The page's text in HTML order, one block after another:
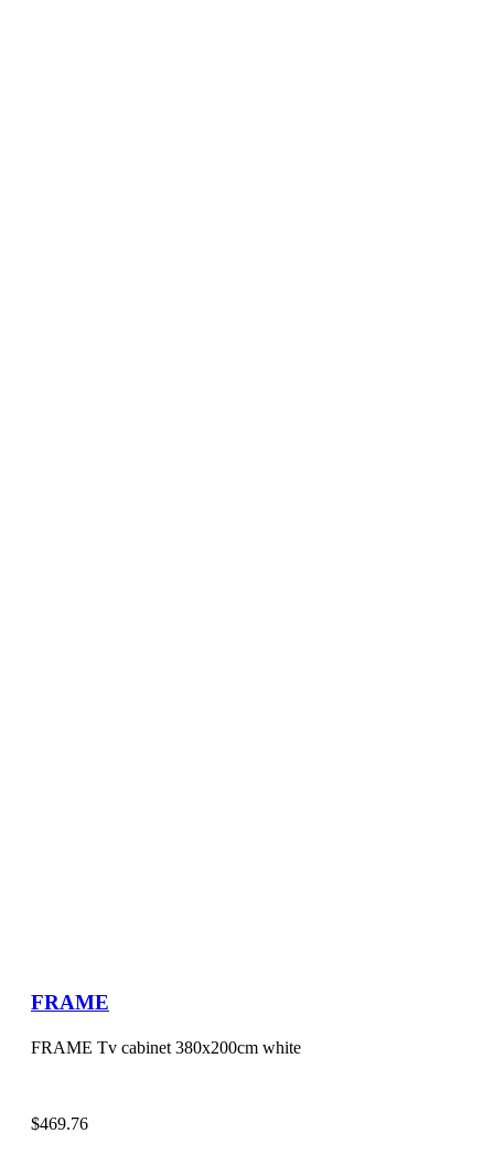
FRAME
FRAME Tv cabinet 380x200cm white
$469.76